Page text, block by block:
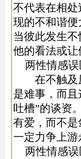
不代表在相
现的不和谐
当彼此发生
他的看法或
两性情感误
在不触及原
是难事，而
吐槽”的谈资
有爱，而不
一定力争上
两性情感误